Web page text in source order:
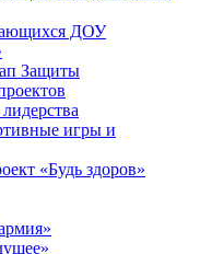
ДОУ
Защиты
игры и
«Будь здоров»